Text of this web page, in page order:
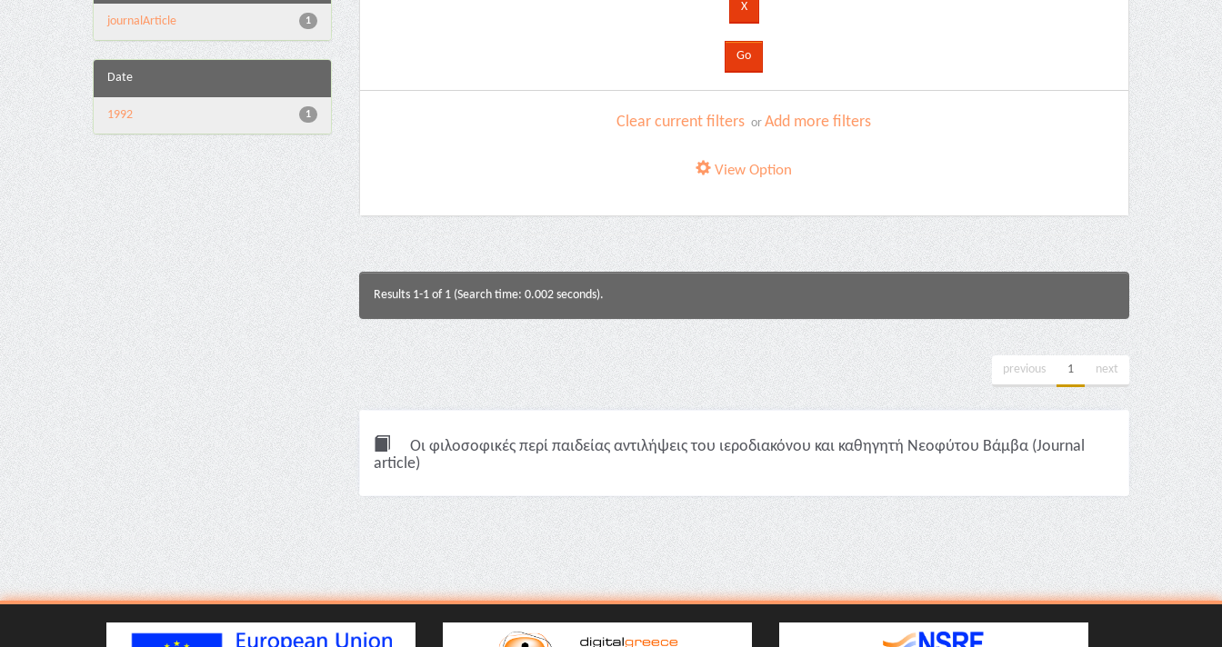
1
journalArticle
Date
1
1992 Clear current filters orAdd more filters
View Option
Results 1-1 of 1 (Search time: 0.002 seconds).
previous 1 next
Οι φιλοσοφικές περί παιδείας αντιλήψεις του ιεροδιακόνου και καθηγητή Νεοφύτου Βάμβα (Journal
article)